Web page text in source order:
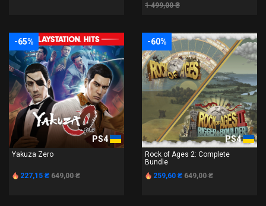
1 499,00 ₴
-65%
PS4
Yakuza Zero
227,15 ₴ 649,00 ₴
-60%
PS4
Rock of Ages 2: Complete
Bundle
259,60 ₴ 649,00 ₴